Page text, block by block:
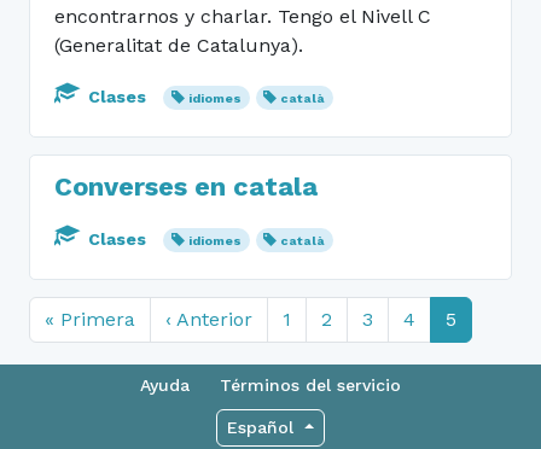
encontrarnos y charlar. Tengo el Nivell C
(Generalitat de Catalunya).
Clases idiomes català
Converses en catala
Clases idiomes català
« Primera ‹ Anterior 1 2 3 4 5
Ayuda Términos del servicio
Español